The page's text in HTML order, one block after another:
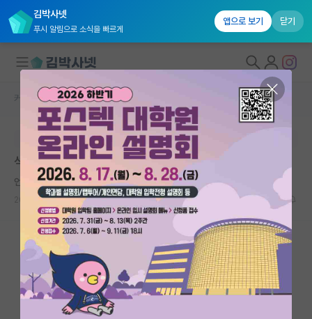
김박사넷
푸시 알림으로 소식을 빠르게
앱으로 보기 닫기
대학원생 모집
국내대학원 정보
연구실&오픈랩
커뮤니티
커뮤니티 홈
전체글보기
베스트 게시판
IF 명예의전당
커뮤니티 홈 자유 게시판(아무개랩)
본문이 수정되지 않는 박제글입니다.
석박 자퇴 고민
언짢은 프랜시스 크릭
2025.06.23 10 3470